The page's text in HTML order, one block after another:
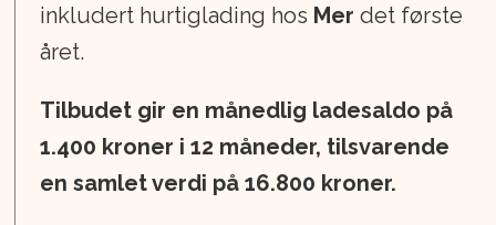
inkludert hurtiglading hos Merdet første
året.
Tilbudet gir en månedlig ladesaldo på
1.400 kroner i 12 måneder, tilsvarende
en samlet verdi på 16.800 kroner.